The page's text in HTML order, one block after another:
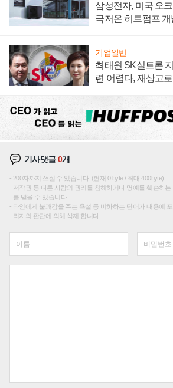
삼성전자, 미국 오
극저온 히트펌프
기업일반
최태원 SK실트론
련 어렵다, 재상고
기사댓글0개
200자까지 쓰실 수 있습니다. (현재 0 byte / 최대 400byte)
저작권 등 다른 사람의 권리를 침해하거나 명예를 훼손하
를 받을 수 있습니다.
타인에게 불쾌감을 주는 욕설 등 비하하는 단어가 내용에
리자의 판단에 의해 삭제 합니다.